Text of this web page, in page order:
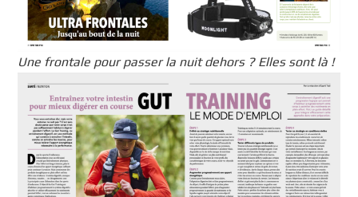
Une frontale pour passer la nuit dehors ? Elles sont là !